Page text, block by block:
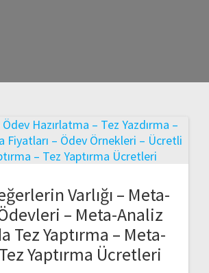
Varlığı – Meta-
– Meta-Analiz
Tez Yaptırma – Meta-
Yaptırma Ücretleri